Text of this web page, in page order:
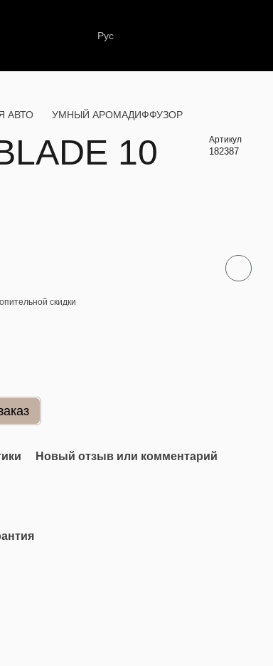
Рус
АВТО УМНЫЙ АРОМАДИФФУЗОР
10
Артикул
182387
скидки
Новый отзыв или комментарий